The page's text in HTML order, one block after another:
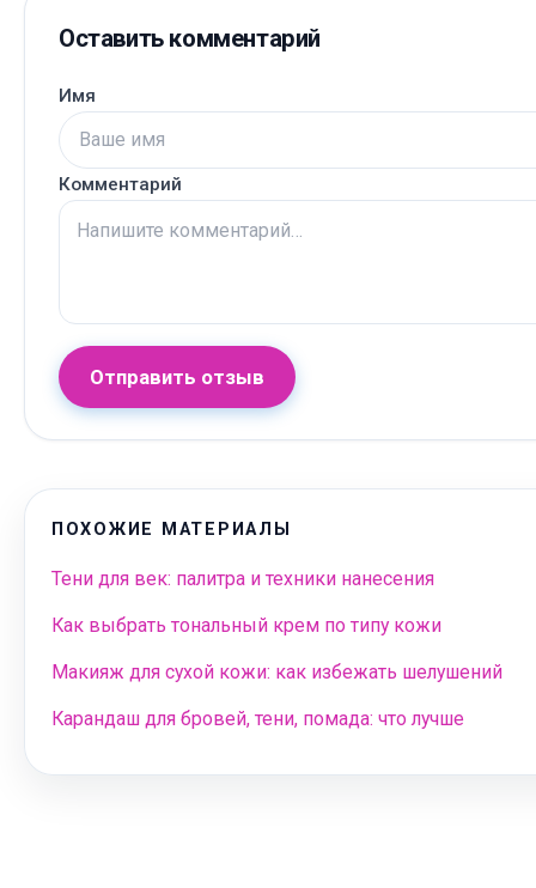
Оставить комментарий
Имя
Комментарий
Отправить отзыв
ПОХОЖИЕ МАТЕРИАЛЫ
Тени для век: палитра и техники нанесения
Как выбрать тональный крем по типу кожи
Макияж для сухой кожи: как избежать шелушений
Карандаш для бровей, тени, помада: что лучше